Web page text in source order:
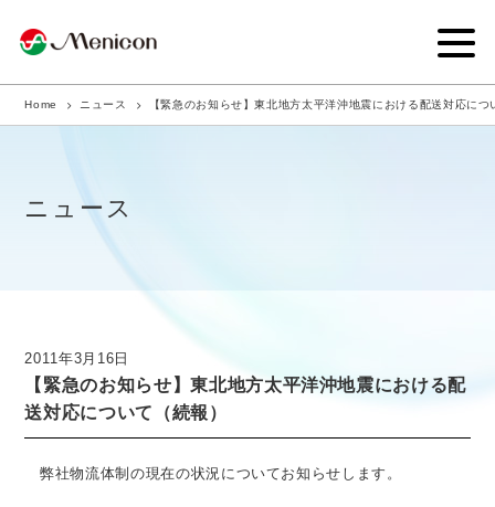
企業情報
商品サイト
ニュース
採用情報
Home ニュース 【緊急のお知らせ】東北地方太平洋沖地震における配送対応につ
ニュース
2011年3月16日
【緊急のお知らせ】東北地方太平洋沖地震における配
送対応について（続報）
弊社物流体制の現在の状況についてお知らせします。